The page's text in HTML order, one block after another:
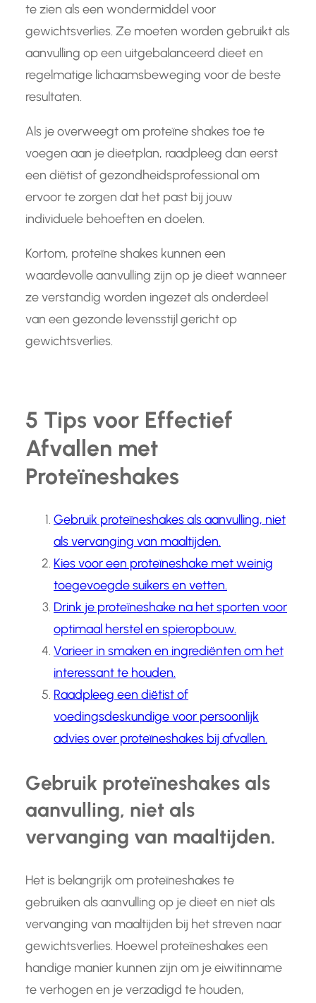
te zien als een wondermiddel voor
gewichtsverlies. Ze moeten worden gebruikt als
aanvulling op een uitgebalanceerd dieet en
regelmatige lichaamsbeweging voor de beste
resultaten.
Als je overweegt om proteïne shakes toe te
voegen aan je dieetplan, raadpleeg dan eerst
een diëtist of gezondheidsprofessional om
ervoor te zorgen dat het past bij jouw
individuele behoeften en doelen.
Kortom, proteïne shakes kunnen een
waardevolle aanvulling zijn op je dieet wanneer
ze verstandig worden ingezet als onderdeel
van een gezonde levensstijl gericht op
gewichtsverlies.
5 Tips voor Effectief
Afvallen met
Proteïneshakes
Gebruik proteïneshakes als aanvulling, niet
als vervanging van maaltijden.
Kies voor een proteïneshake met weinig
toegevoegde suikers en vetten.
Drink je proteïneshake na het sporten voor
optimaal herstel en spieropbouw.
Varieer in smaken en ingrediënten om het
interessant te houden.
Raadpleeg een diëtist of
voedingsdeskundige voor persoonlijk
advies over proteïneshakes bij afvallen.
Gebruik proteïneshakes als
aanvulling, niet als
vervanging van maaltijden.
Het is belangrijk om proteïneshakes te
gebruiken als aanvulling op je dieet en niet als
vervanging van maaltijden bij het streven naar
gewichtsverlies. Hoewel proteïneshakes een
handige manier kunnen zijn om je eiwitinname
te verhogen en je verzadigd te houden,